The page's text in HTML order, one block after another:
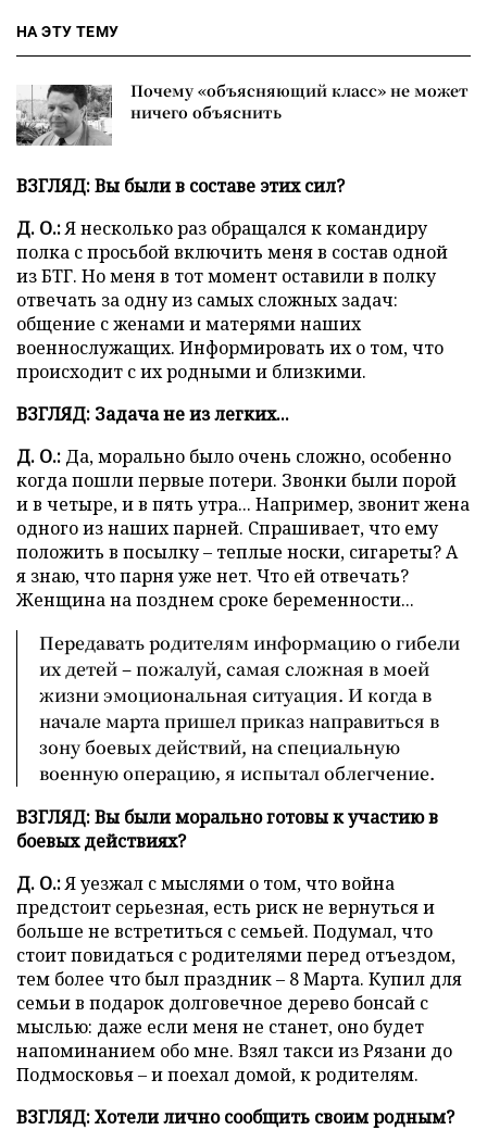
НА ЭТУ ТЕМУ
Почему «объясняющий класс» не может
ничего объяснить
ВЗГЛЯД: Вы были в составе этих сил?
Д. О.:Я несколько раз обращался к командиру
полка с просьбой включить меня в состав одной
из БТГ. Но меня в тот момент оставили в полку
отвечать за одну из самых сложных задач:
общение с женами и матерями наших
военнослужащих. Информировать их о том, что
происходит с их родными и близкими.
ВЗГЛЯД: Задача не из легких...
Д. О.: Да, морально было очень сложно, особенно
когда пошли первые потери. Звонки были порой
и в четыре, и в пять утра... Например, звонит жена
одного из наших парней. Спрашивает, что ему
положить в посылку – теплые носки, сигареты? А
я знаю, что парня уже нет. Что ей отвечать?
Женщина на позднем сроке беременности...
Передавать родителям информацию о гибели
их детей – пожалуй, самая сложная в моей
жизни эмоциональная ситуация. И когда в
начале марта пришел приказ направиться в
зону боевых действий, на специальную
военную операцию, я испытал облегчение.
ВЗГЛЯД: Вы были морально готовы к участию в
боевых действиях?
Д. О.:Я уезжал с мыслями о том, что война
предстоит серьезная, есть риск не вернуться и
больше не встретиться с семьей. Подумал, что
стоит повидаться с родителями перед отъездом,
тем более что был праздник – 8 Марта. Купил для
семьи в подарок долговечное дерево бонсай с
мыслью: даже если меня не станет, оно будет
напоминанием обо мне. Взял такси из Рязани до
Подмосковья – и поехал домой, к родителям.
ВЗГЛЯД: Хотели лично сообщить своим родным?